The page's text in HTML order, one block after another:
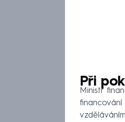
Při
Ministr
financování